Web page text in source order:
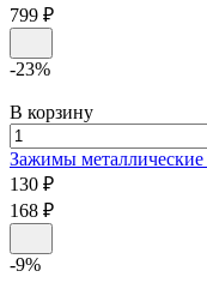
799 ₽
-23%
В корзину
Зажимы металлические
130 ₽
168 ₽
-9%